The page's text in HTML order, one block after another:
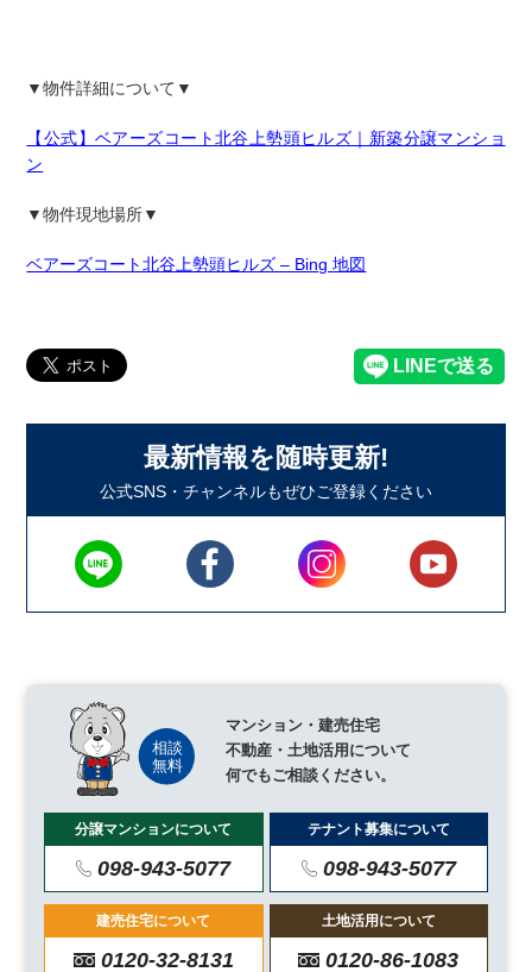
▼物件詳細について▼
【公式】ベアーズコート北谷上勢頭ヒルズ｜新築分譲マンショ
ン
▼物件現地場所▼
ベアーズコート北谷上勢頭ヒルズ – Bing 地図
最新情報を随時更新!
公式SNS・チャンネルもぜひご登録ください
マンション・建売住宅
不動産・土地活用について
何でもご相談ください。
分譲マンションについて
098-943-5077
テナント募集について
098-943-5077
建売住宅について
0120-32-8131
土地活用について
0120-86-1083